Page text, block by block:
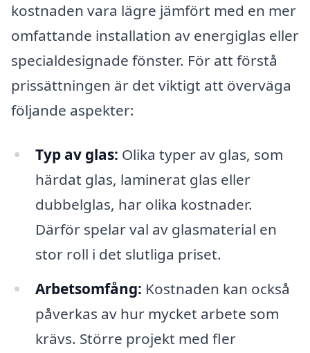
kostnaden vara lägre jämfört med en mer
omfattande installation av energiglas eller
specialdesignade fönster. För att förstå
prissättningen är det viktigt att överväga
följande aspekter:
Typ av glas: Olika typer av glas, som
härdat glas, laminerat glas eller
dubbelglas, har olika kostnader.
Därför spelar val av glasmaterial en
stor roll i det slutliga priset.
Arbetsomfång: Kostnaden kan också
påverkas av hur mycket arbete som
krävs. Större projekt med fler